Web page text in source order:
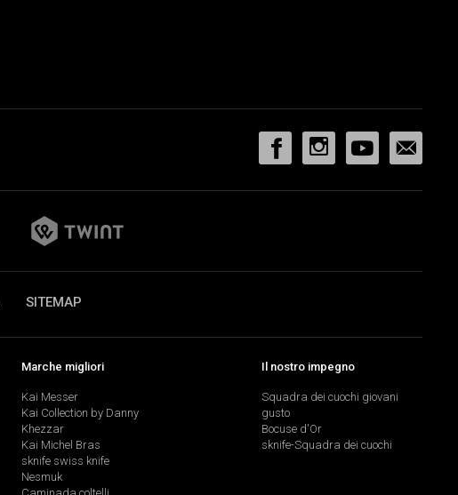
SITEMAP
Marche migliori
Kai Messer
Kai Collection by Danny
Khezzar
Kai Michel Bras
sknife swiss knife
Nesmuk
Il nostro impegno
Squadra dei cuochi giovani
gusto
Bocuse d'Or
sknife-Squadra dei cuochi